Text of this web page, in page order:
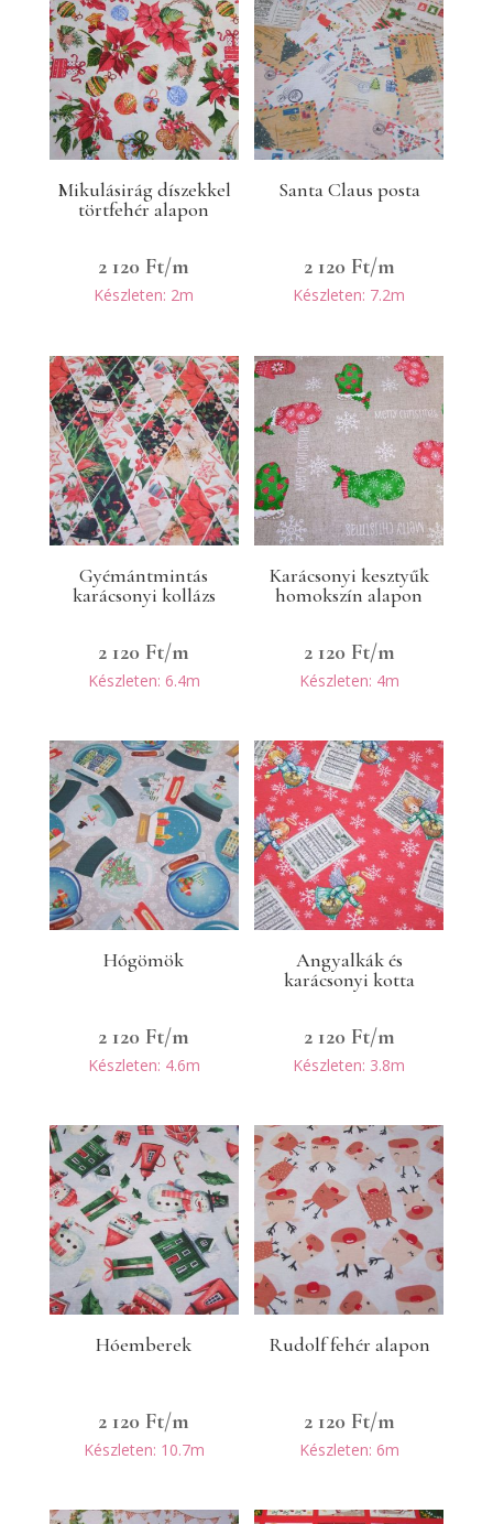
Mikulásirág díszekkel
törtfehér alapon
2 120 Ft/m
Készleten: 2m
Santa Claus posta
2 120 Ft/m
Készleten: 7.2m
Gyémántmintás
karácsonyi kollázs
2 120 Ft/m
Készleten: 6.4m
Karácsonyi kesztyűk
homokszín alapon
2 120 Ft/m
Készleten: 4m
Hógömök
2 120 Ft/m
Készleten: 4.6m
Angyalkák és
karácsonyi kotta
2 120 Ft/m
Készleten: 3.8m
Hóemberek
2 120 Ft/m
Készleten: 10.7m
Rudolf fehér alapon
2 120 Ft/m
Készleten: 6m